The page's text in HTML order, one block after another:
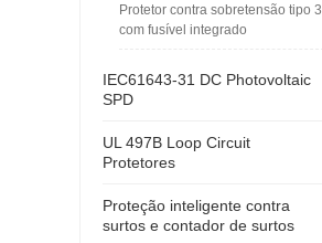
Protetor contra sobretensão tipo 3
com fusível integrado
IEC61643-31 DC Photovoltaic
SPD
UL 497B Loop Circuit
Protetores
Proteção inteligente contra
surtos e contador de surtos